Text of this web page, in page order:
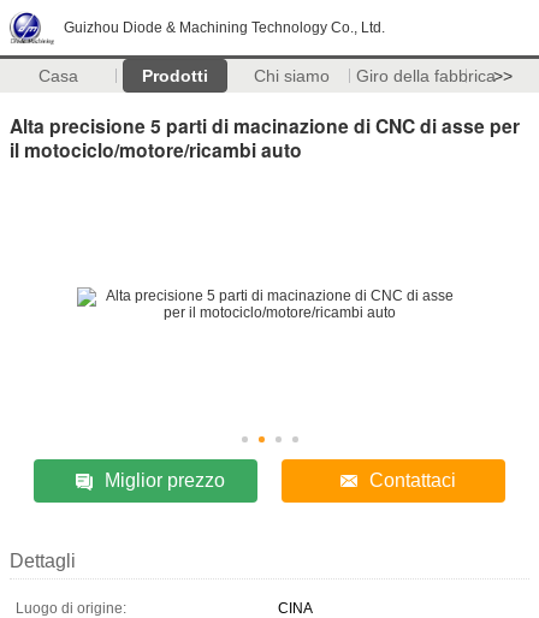
Guizhou Diode & Machining Technology Co., Ltd.
Casa Prodotti Chi siamo Giro della fabbrica>>
Alta precisione 5 parti di macinazione di CNC di asse per
il motociclo/motore/ricambi auto
Miglior prezzo Contattaci
Dettagli
Luogo di origine:
CINA